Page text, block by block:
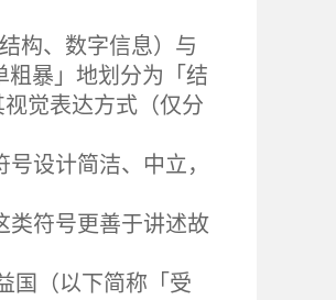
构、数字信息）与
粗暴」地划分为「结
觉表达方式（仅分
设计简洁、中立，
类符号更善于讲述故
国（以下简称「受